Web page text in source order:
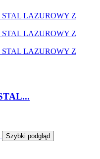
Szybki podgląd